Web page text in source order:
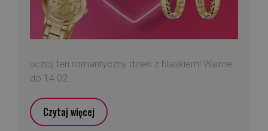
uczcij ten romantyczny dzień z blaskiem! Ważne
do 14.02
Czytaj więcej